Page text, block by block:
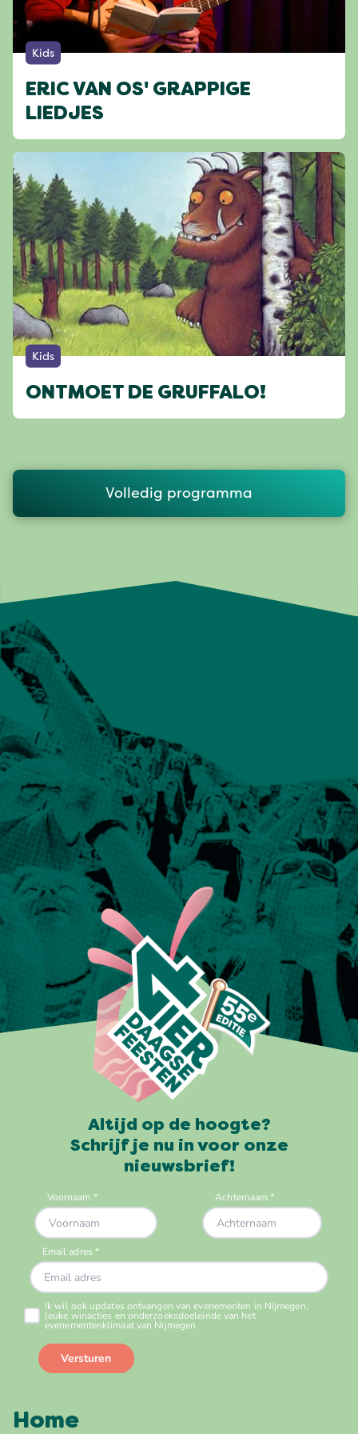
Kids
ERIC VAN OS' GRAPPIGE
LIEDJES
Kids
ONTMOET DE GRUFFALO!
Volledig programma
Altijd op de hoogte?
Schrijf je nu in voor onze
nieuwsbrief!
Home